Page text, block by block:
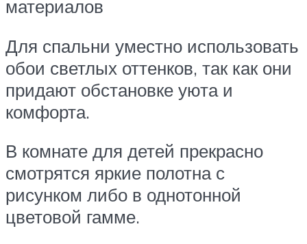
материалов
Для спальни уместно использовать
обои светлых оттенков, так как они
придают обстановке уюта и
комфорта.
В комнате для детей прекрасно
смотрятся яркие полотна с
рисунком либо в однотонной
цветовой гамме.